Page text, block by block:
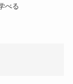
べる